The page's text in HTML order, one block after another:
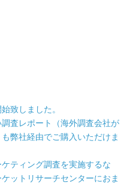
致しました。
査レポート（海外調査会社が
弊社経由でご購入いただけま
ティング調査を実施するな
ットリサーチセンターにおま